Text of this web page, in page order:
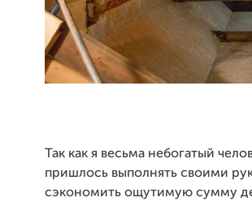
Так как я весьма небогатый
пришлось выполнять своими
сэкономить ощутимую сумму